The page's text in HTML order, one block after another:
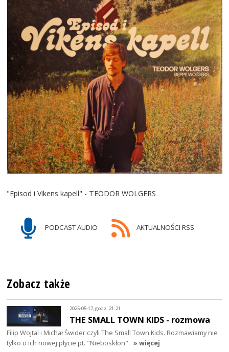
"Episod i Vikens kapell" - TEODOR WOLGERS
PODCAST AUDIO AKTUALNOŚCI RSS
Zobacz także
2025-05-17, godz. 21:21
THE SMALL TOWN KIDS - rozmowa
Filip Wojtal i Michał Świder czyli The Small Town Kids. Rozmawiamy nie
tylko o ich nowej płycie pt. "Nieboskłon". » więcej